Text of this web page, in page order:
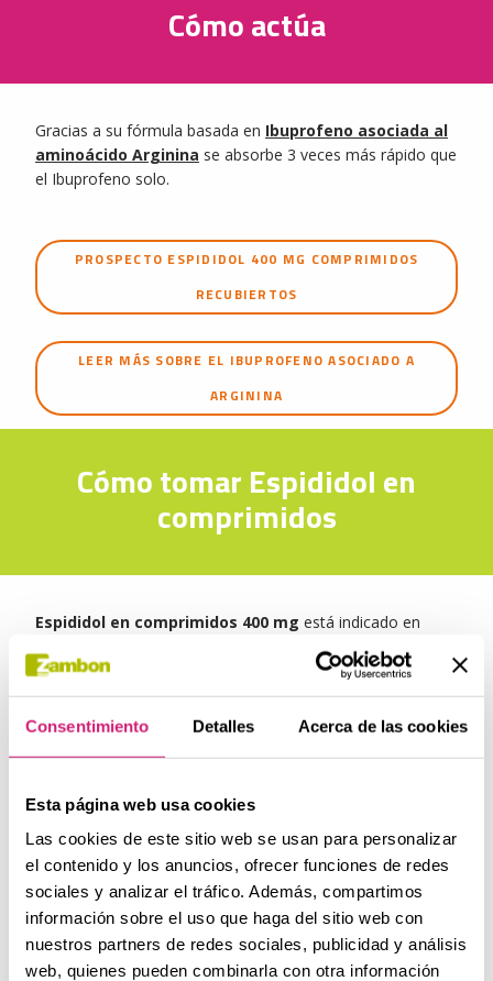
Consentimiento Detalles Acerca de las cookies
Esta página web usa cookies
Las cookies de este sitio web se usan para personalizar
el contenido y los anuncios, ofrecer funciones de redes
sociales y analizar el tráfico. Además, compartimos
información sobre el uso que haga del sitio web con
nuestros partners de redes sociales, publicidad y análisis
web, quienes pueden combinarla con otra información
Cómo actúa
Gracias a su fórmula basada en Ibuprofeno asociada al
aminoácido Arginina se absorbe 3 veces más rápido que
el Ibuprofeno solo.
PROSPECTO ESPIDIDOL 400 MG COMPRIMIDOS
RECUBIERTOS
LEER MÁS SOBRE EL IBUPROFENO ASOCIADO A
ARGININA
Cómo tomar Espididol en
comprimidos
Espididol en comprimidos 400 mg está indicado en
(a partir de 12 años).
farmacéutico. Las mujeres embarazadas o en período de
lactancia o las personas de edad avanzada no deben
un médico o farmacéutico.
DOSIS RECOMENDADA